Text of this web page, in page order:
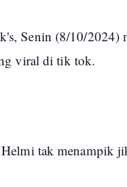
Senin (8/10/2024)
viral di tik tok.
tak menampik